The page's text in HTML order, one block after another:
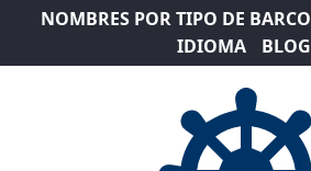
NOMBRES POR TIPO DE BARCO
IDIOMA
BLOG